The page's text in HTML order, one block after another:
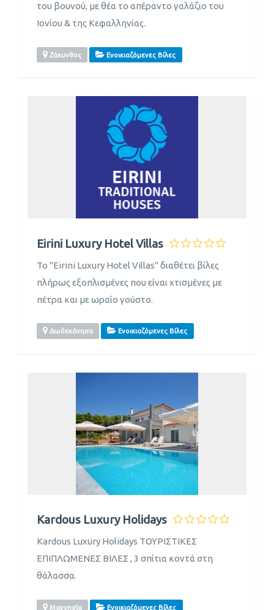
του βουνού, με θέα το απέραντο γαλάζιο του
Ιονίου & της Κεφαλληνίας.
Ζάκυνθος Ενοικιαζόμενες Βίλες
Eirini Luxury Hotel Villas
Το "Eirini Luxury Hotel Villas" διαθέτει βίλες
πλήρως εξοπλισμένες που είναι χτισμένες με
πέτρα και με ωραίο γούστο.
Δωδεκάνησα Ενοικιαζόμενες Βίλες
Kardous Luxury Holidays
Kardous Luxury Holidays ΤΟΥΡΙΣΤΙΚΕΣ
ΕΠΙΠΛΩΜΕΝΕΣ ΒΙΛΕΣ , 3 σπίτια κοντά στη
θάλασσα.
Μαγνησία Ενοικιαζόμενες Βίλες